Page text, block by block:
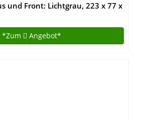
und Front: Lichtgrau, 223 x 77 x
*Zum Angebot*